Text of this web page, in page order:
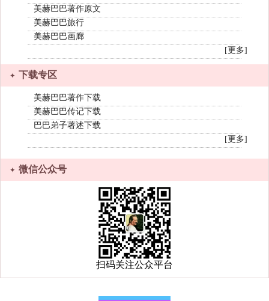
美赫巴巴著作原文
美赫巴巴旅行
美赫巴巴画廊
[更多]
下载专区
美赫巴巴著作下载
美赫巴巴传记下载
巴巴弟子著述下载
[更多]
微信公众号
扫码关注公众平台